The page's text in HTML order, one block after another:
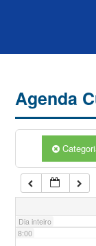
Agenda
Dia inteiro
5:00
7:00
8:00